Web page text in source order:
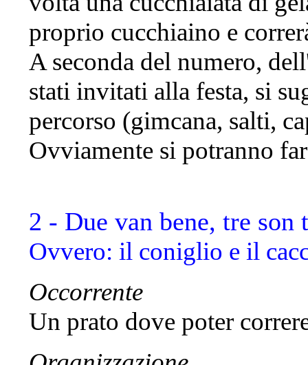
proprio cucchiaino e
A seconda del numero,
stati invitati alla festa, si
percorso (gimcana, salti,
Ovviamente si potranno
2 - Due van bene, tre son
Ovvero: il coniglio e il
Occorrente
Un prato dove poter